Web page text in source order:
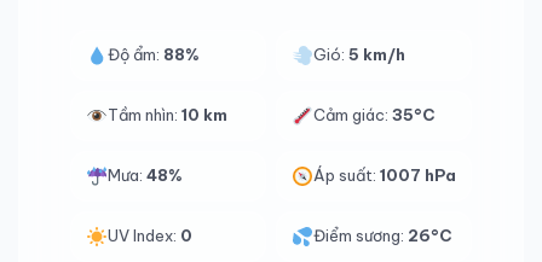
Độ ẩm: 88% Gió:5 km/h
Tầm nhìn: 10 km Cảm giác:35°C
Mưa: 48% Áp suất:1007 hPa
UV Index: 0 Điểm sương: 26°C